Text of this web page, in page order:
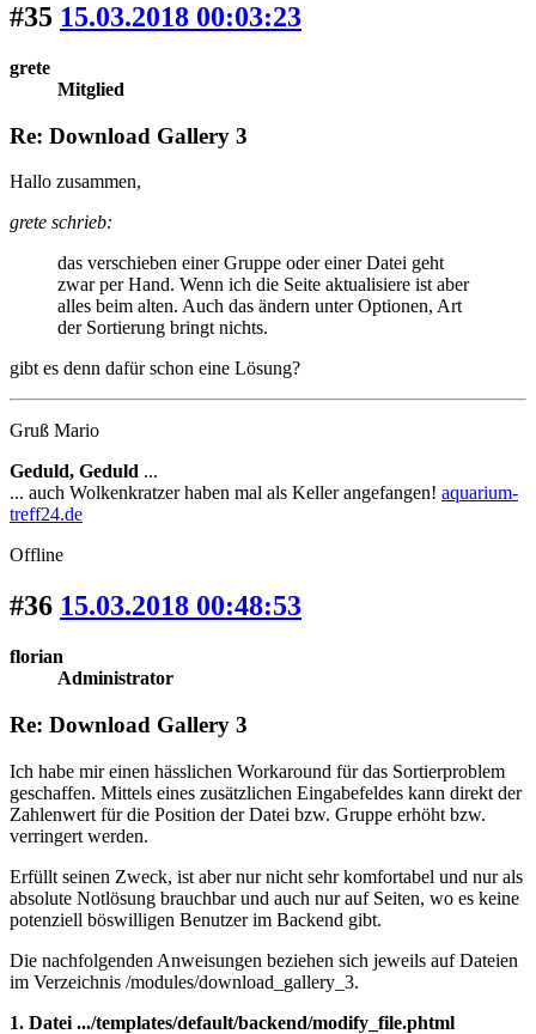
#35 15.03.2018 00:03:23
grete
Mitglied
Re: Download Gallery 3
Hallo zusammen,
grete schrieb:
das verschieben einer Gruppe oder einer Datei geht
zwar per Hand. Wenn ich die Seite aktualisiere ist aber
alles beim alten. Auch das ändern unter Optionen, Art
der Sortierung bringt nichts.
gibt es denn dafür schon eine Lösung?
Gruß Mario
Geduld, Geduld ...
... auch Wolkenkratzer haben mal als Keller angefangen! aquarium-
treff24.de
Offline
#36 15.03.2018 00:48:53
florian
Administrator
Re: Download Gallery 3
Ich habe mir einen hässlichen Workaround für das Sortierproblem
geschaffen. Mittels eines zusätzlichen Eingabefeldes kann direkt der
Zahlenwert für die Position der Datei bzw. Gruppe erhöht bzw.
verringert werden.
Erfüllt seinen Zweck, ist aber nur nicht sehr komfortabel und nur als
absolute Notlösung brauchbar und auch nur auf Seiten, wo es keine
potenziell böswilligen Benutzer im Backend gibt.
Die nachfolgenden Anweisungen beziehen sich jeweils auf Dateien
im Verzeichnis /modules/download_gallery_3.
1. Datei .../templates/default/backend/modify_file.phtml